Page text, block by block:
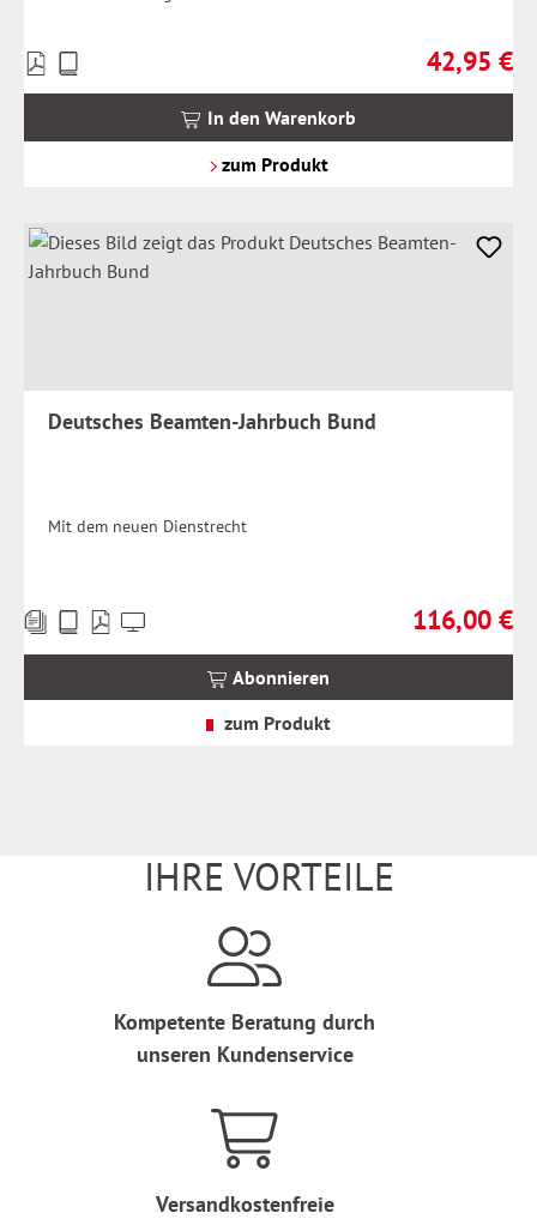
Regulärer
42,95 €
Preise
inkl.
In den Warenkorb
zum Produkt
Deutsches Beamten-Jahrbuch Bund
Mit dem neuen Dienstrecht
Regulärer
116,00 €
Preise
inkl.
Abonnieren
zum Produkt
IHRE VORTEILE
Kompetente Beratung durch
unseren Kundenservice
Versandkostenfreie